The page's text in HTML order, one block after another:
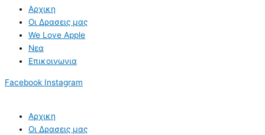
Αρχικη
Οι Δρασεις μας
We Love Apple
Νεα
Επικοινωνια
Facebook Instagram
Αρχικη
Οι Δρασεις μας